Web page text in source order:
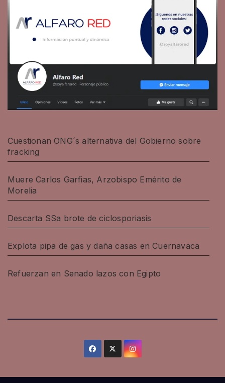
Cuestionan ONG´s alternativa del Gobierno sobre
fracking
Muere Carlos Garfias, Arzobispo Emérito de
Morelia
Descarta SSa brote de ciclosporiasis
Explota pipa de gas y daña casas en Cuernavaca
Refuerzan en Senado lazos con Egipto